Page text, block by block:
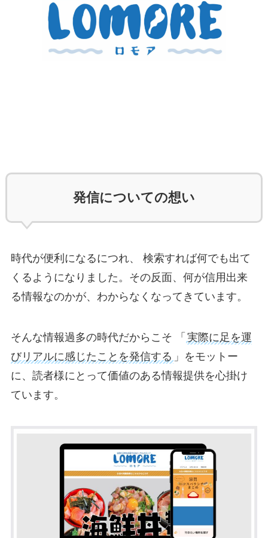
発信についての想い
時代が便利になるにつれ、 検索すれば何でも出て
くるようになりました。その反面、何が信用出来
る情報なのかが、わからなくなってきています。
そんな情報過多の時代だからこそ 「 実際に足を運
びリアルに感じたことを発信する 」をモットー
に、読者様にとって価値のある情報提供を心掛け
ています。